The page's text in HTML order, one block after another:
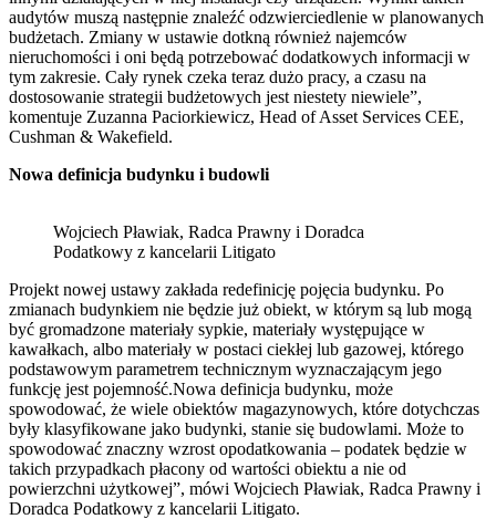
audytów muszą następnie znaleźć odzwierciedlenie w planowanych
budżetach. Zmiany w ustawie dotkną również najemców
nieruchomości i oni będą potrzebować dodatkowych informacji w
tym zakresie. Cały rynek czeka teraz dużo pracy, a czasu na
dostosowanie strategii budżetowych jest niestety niewiele”,
komentuje Zuzanna Paciorkiewicz, Head of Asset Services CEE,
Cushman & Wakefield.
Nowa definicja budynku i budowli
Wojciech Pławiak, Radca Prawny i Doradca
Podatkowy z kancelarii Litigato
Projekt nowej ustawy zakłada redefinicję pojęcia budynku. Po
zmianach budynkiem nie będzie już obiekt, w którym są lub mogą
być gromadzone materiały sypkie, materiały występujące w
kawałkach, albo materiały w postaci ciekłej lub gazowej, którego
podstawowym parametrem technicznym wyznaczającym jego
funkcję jest pojemność.Nowa definicja budynku, może
spowodować, że wiele obiektów magazynowych, które dotychczas
były klasyfikowane jako budynki, stanie się budowlami. Może to
spowodować znaczny wzrost opodatkowania – podatek będzie w
takich przypadkach płacony od wartości obiektu a nie od
powierzchni użytkowej”, mówi Wojciech Pławiak, Radca Prawny i
Doradca Podatkowy z kancelarii Litigato.